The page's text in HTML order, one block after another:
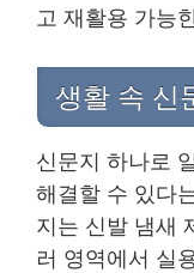
고 재활용 가능
생활 속 신
신문지 하나로
해결할 수 있다
지는 신발 냄새
러 영역에서 실